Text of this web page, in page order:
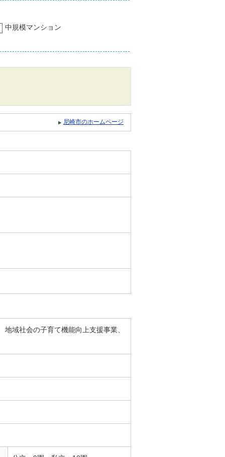
中規模マンション
尼崎市のホームページ
域社会の子育て機能向上支援事業、